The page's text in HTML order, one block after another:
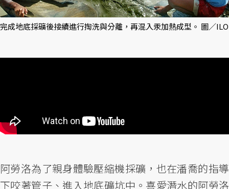
完成地底採礦後接續進行掏洗與分離，再混入汞加熱成型。 圖／ILO
阿勞洛為了親身體驗壓縮機採礦，也在潘喬的指導
下咬著管子、進入地底礦坑中。喜愛潛水的阿勞洛